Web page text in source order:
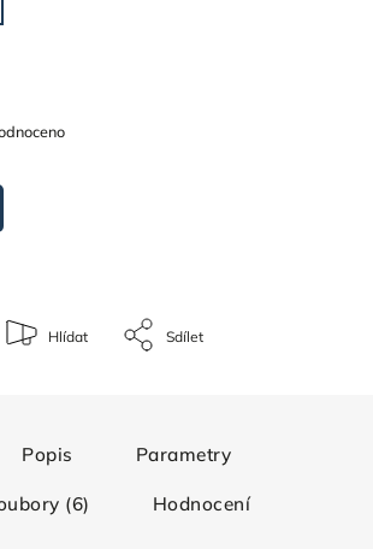
Hlídat Sdílet
Popis Parametry
(6) Hodnocení